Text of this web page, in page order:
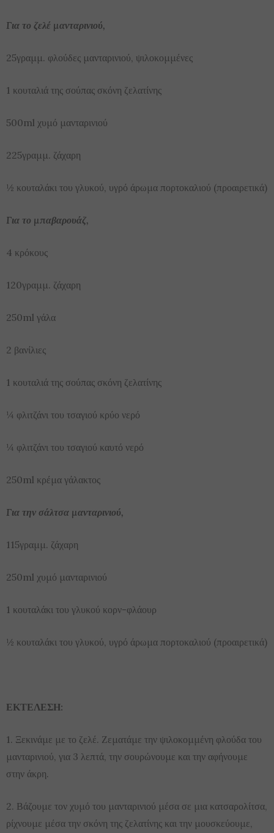
Για το ζελέ μανταρινιού,
25γραμμ. φλούδες μανταρινιού, ψιλοκομμένες
1 κουταλιά της σούπας σκόνη ζελατίνης
500ml χυμό μανταρινιού
225γραμμ. ζάχαρη
½ κουταλάκι του γλυκού, υγρό άρωμα πορτοκαλιού (προαιρετικά)
Για το μπαβαρουάζ,
4 κρόκους
120γραμμ. ζάχαρη
250ml γάλα
2 βανίλιες
1 κουταλιά της σούπας σκόνη ζελατίνης
¼ φλιτζάνι του τσαγιού κρύο νερό
¼ φλιτζάνι του τσαγιού καυτό νερό
250ml κρέμα γάλακτος
Για την σάλτσα μανταρινιού,
115γραμμ. ζάχαρη
250ml χυμό μανταρινιού
1 κουταλάκι του γλυκού κορν-φλάουρ
½ κουταλάκι του γλυκού, υγρό άρωμα πορτοκαλιού (προαιρετικά)
ΕΚΤΕΛΕΣΗ:
1. Ξεκινάμε με το ζελέ. Ζεματάμε την ψιλοκομμένη φλούδα του
μανταρινιού, για 3 λεπτά, την σουρώνουμε και την αφήνουμε
στην άκρη.
2. Βάζουμε τον χυμό του μανταρινιού μέσα σε μια κατσαρολίτσα,
ρίχνουμε μέσα την σκόνη της ζελατίνης και την μουσκεύουμε,